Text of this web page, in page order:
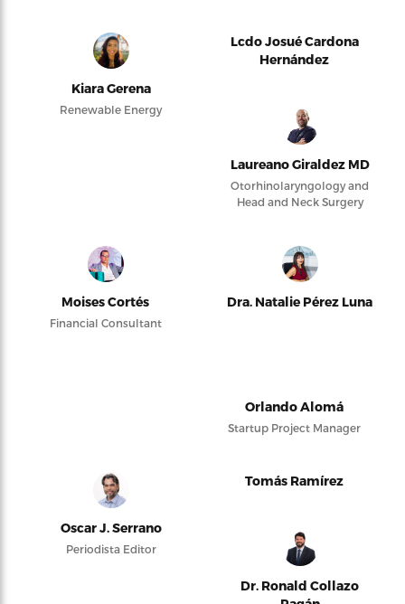
Kiara Gerena
Renewable Energy
Lcdo Josué Cardona
Hernández
Laureano Giraldez MD
Otorhinolaryngology and
Head and Neck Surgery
Moises Cortés
Financial Consultant
Dra. Natalie Pérez Luna
Orlando Alomá
Startup Project Manager
Oscar J. Serrano
Periodista Editor
Tomás Ramírez
Dr. Ronald Collazo